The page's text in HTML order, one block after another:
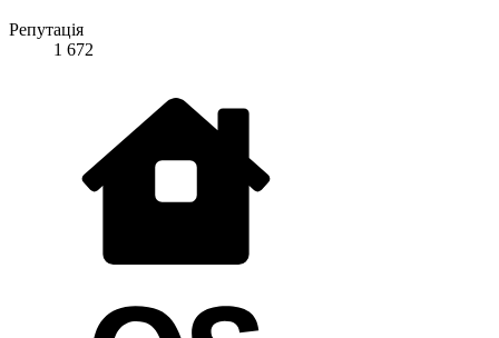
Репутація
1 672